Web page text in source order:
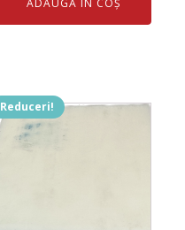
438 lei.
Reduceri!